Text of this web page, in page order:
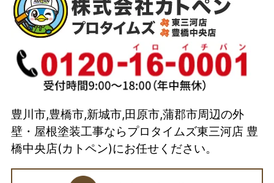
代表取締役 加藤宜久よりご挨拶
イベント
選ばれている理由とは？
カトペンの技術力
当店の強み
ショールーム
豊川市,豊橋市,新城市,田原市,蒲郡市周辺の外
壁・屋根塗装工事ならプロタイムズ東三河店 豊
橋中央店(カトペン)にお任せください。